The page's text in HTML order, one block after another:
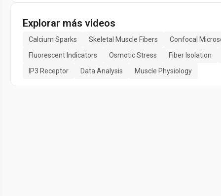
Explorar más videos
Calcium Sparks Skeletal Muscle Fibers
Confocal
Fluorescent Indicators
Osmotic Stress
Fiber Isolation
IP3 Receptor
Data Analysis Muscle Physiology